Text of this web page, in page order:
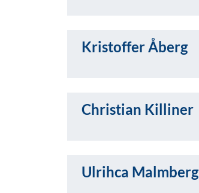
Kristoffer Åberg
Christian Killiner
Ulrihca Malmberg